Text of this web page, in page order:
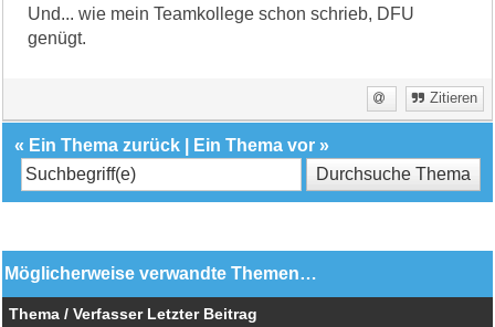
Und... wie mein Teamkollege schon schrieb, DFU
genügt.
Zitieren
« Ein Thema zurück Ein Thema vor »
Möglicherweise verwandte Themen…
Thema / Verfasser Letzter Beitrag